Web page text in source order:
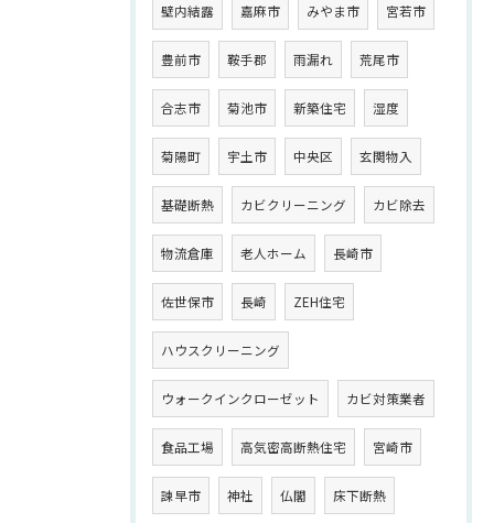
壁内結露 嘉麻市 みやま市 宮若市
豊前市 鞍手郡 雨漏れ 荒尾市
合志市 菊池市 新築住宅 湿度
菊陽町 宇土市 中央区 玄関物入
基礎断熱 カビクリーニング カビ除去
物流倉庫 老人ホーム 長崎市
佐世保市 長崎 ZEH住宅
ハウスクリーニング
ウォークインクローゼット カビ対策業者
食品工場 高気密高断熱住宅 宮崎市
諫早市 神社 仏閣 床下断熱